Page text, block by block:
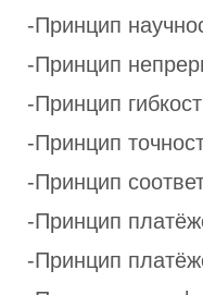
-Принцип
-Принцип
-Принцип
-Принцип
-Принцип
-Принцип
-Принцип